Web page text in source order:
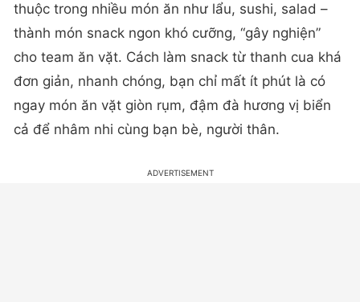
thuộc trong nhiều món ăn như lẩu, sushi, salad –
thành món snack ngon khó cưỡng, “gây nghiện”
cho team ăn vặt. Cách làm snack từ thanh cua khá
đơn giản, nhanh chóng, bạn chỉ mất ít phút là có
ngay món ăn vặt giòn rụm, đậm đà hương vị biển
cả để nhâm nhi cùng bạn bè, người thân.